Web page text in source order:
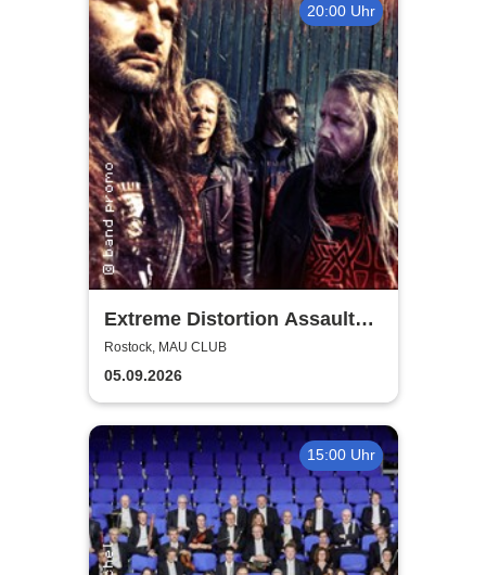
20:00 Uhr
Extreme Distortion Assault
XV
Rostock, MAU CLUB
05.09.2026
15:00 Uhr